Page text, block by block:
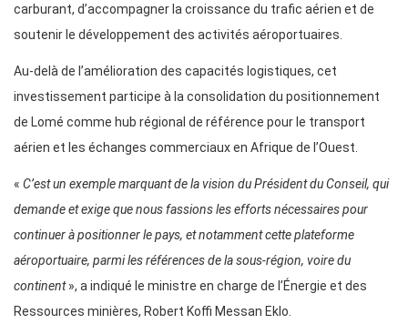
carburant, d’accompagner la croissance du trafic aérien et de
soutenir le développement des activités aéroportuaires.
Au-delà de l’amélioration des capacités logistiques, cet
investissement participe à la consolidation du positionnement
de Lomé comme hub régional de référence pour le transport
aérien et les échanges commerciaux en Afrique de l’Ouest.
« C’est un exemple marquant de la vision du Président du Conseil, qui
demande et exige que nous fassions les efforts nécessaires pour
continuer à positionner le pays, et notamment cette plateforme
aéroportuaire, parmi les références de la sous-région, voire du
continent», a indiqué le ministre en charge de l’Énergie et des
Ressources minières, Robert Koffi Messan Eklo.